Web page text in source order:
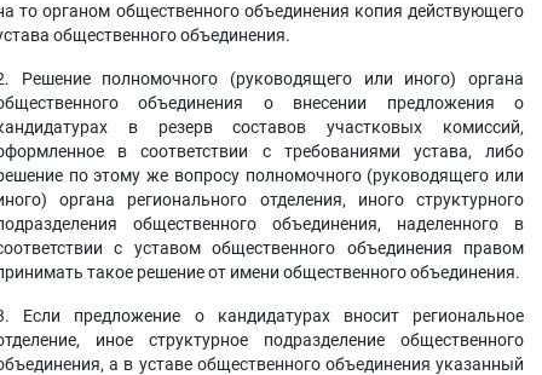
то органом общественного объединения копия действующего
общественного объединения.
Решение полномочного (руководящего или иного) органа
объединения о внесении предложения о
в резерв составов участковых комиссий,
в соответствии с требованиями устава, либо
по этому же вопросу полномочного (руководящего или
органа регионального отделения, иного структурного
общественного объединения, наделенного в
с уставом общественного объединения правом
такое решение от имени общественного объединения.
Если предложение о кандидатурах вносит региональное
иное структурное подразделение общественного
а в уставе общественного объединения указанный